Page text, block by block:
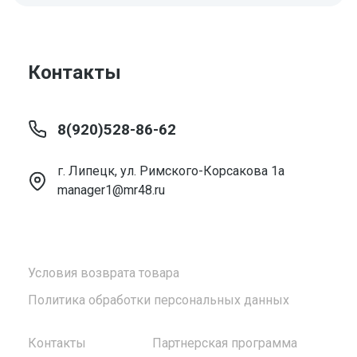
Условия возврата товара
Политика обработки персональных данных
Контакты Партнерская программа
Контакты
8(920)528-86-62
г. Липецк, ул. Римского-Корсакова 1а
manager1@mr48.ru